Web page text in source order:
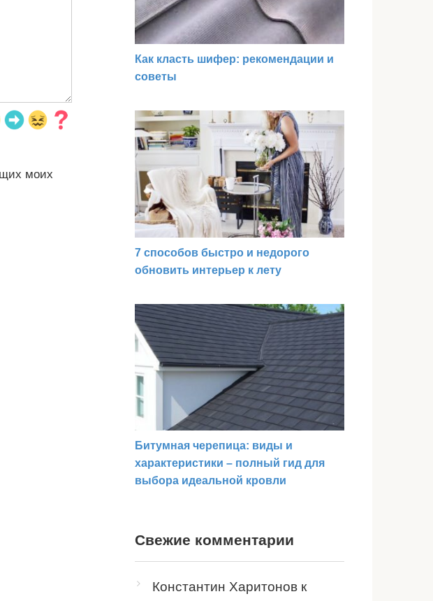
моих
Как класть шифер: рекомендации и
советы
7 способов быстро и недорого
обновить интерьер к лету
Битумная черепица: виды и
характеристики – полный гид для
выбора идеальной кровли
Свежие комментарии
Константин Харитонов к